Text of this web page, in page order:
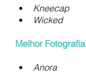
Kneecap
Wicked
Melhor Fotografia
Anora